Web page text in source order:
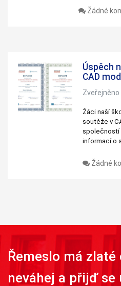
Žádné
Úspěch
CAD
Zveřejněno
Žáci naší
soutěže v
společností
informací o
Žádné
Řemeslo má
neváhej a přijď